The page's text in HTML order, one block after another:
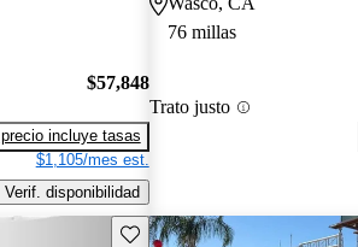
$57,848
incluye tasas
$1,105/mes est.
Verif. disponibilidad
76 millas
Trato justo
Guarda este Aviso